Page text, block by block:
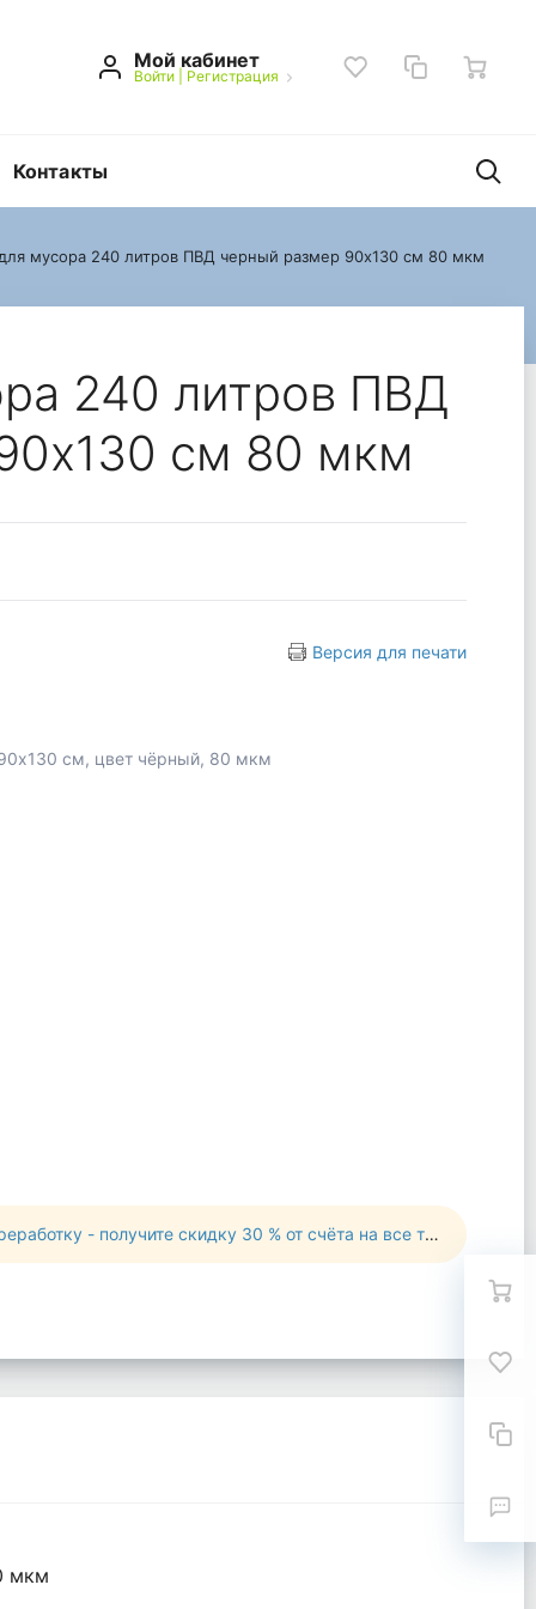
Мой кабинет
Войти| Регистрация
Контакты
мусора 240 литров ПВД черный размер 90x130 см 80 мкм
240 литров ПВД
см 80 мкм
Версия для печати
см, цвет чёрный, 80 мкм
- получите скидку 30 % от счёта на все товары!
мкм